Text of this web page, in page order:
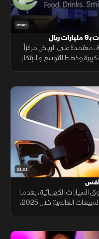
01:49
معتمدة على الرياض مركزاً
وخطط للتوسع والابتكار.
03:03
الكهربائية، بعدما
استحوذت على 75% من الإنتاج و63% من المبيعات العالمية خلال 2025،